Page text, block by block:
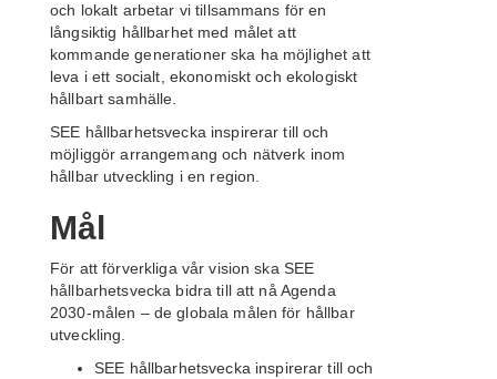
och lokalt arbetar vi tillsammans för en
långsiktig hållbarhet med målet att
kommande generationer ska ha möjlighet att
leva i ett socialt, ekonomiskt och ekologiskt
hållbart samhälle.
SEE hållbarhetsvecka inspirerar till och
möjliggör arrangemangoch nätverk inom
hållbar utveckling i en region.
Mål
För att förverkliga vår vision ska SEE
hållbarhetsvecka bidra till att nå Agenda
2030-målen – de globala målen för hållbar
utveckling.
SEE hållbarhetsvecka inspirerar till och